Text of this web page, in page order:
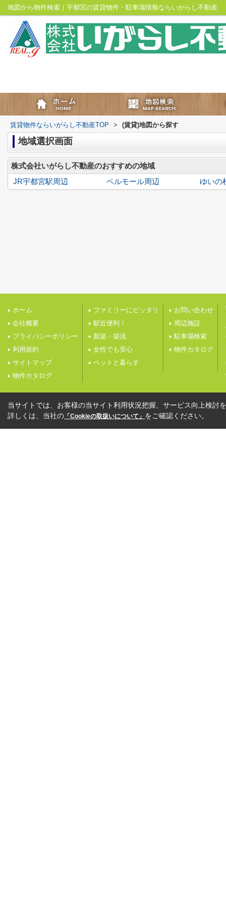
地図から物件検索｜宇都宮の賃貸物件・駐車場情報ならいがらし不動産
賃貸物件ならいがらし不動産TOP > (賃貸)地図から探す
地域選択画面
株式会社いがらし不動産のおすすめの地域
JR宇都宮駅周辺
ベルモール周辺 ゆいの
ホーム
会社概要
プライバシーポリシー
利用規約
サイトマップ
物件カタログ
ファミリーにピッタリ
駅近便利！
新築・築浅
女性でも安心
ペットと暮らす
お問い合わせ
周辺施設
駐車場検索
物件カタログ
当サイトでは、お客様の当サイト利用状況把握、サービス向上検討
詳しくは、当社の 「Cookieの取扱いについて」 をご確認ください。